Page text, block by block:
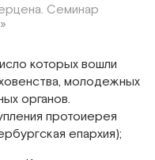
Семинар
которых вошли
молодежных
органов.
протоиерея
епархия);